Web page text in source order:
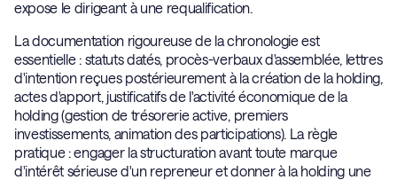
expose le dirigeant à une requalification.
La documentation rigoureuse de la chronologie est
essentielle : statuts datés, procès-verbaux d'assemblée, lettres
d'intention reçues postérieurement à la création de la holding,
actes d'apport, justificatifs de l'activité économique de la
holding (gestion de trésorerie active, premiers
investissements, animation des participations). La règle
pratique : engager la structuration avant toute marque
d'intérêt sérieuse d'un repreneur et donner à la holding une